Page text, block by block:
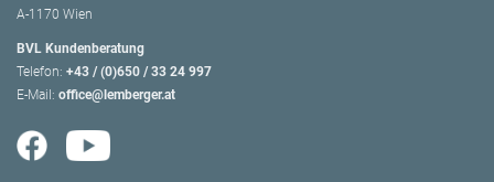
A-1170 Wien
BVL Kundenberatung
Telefon: +43 / (0)650 / 33 24 997
E-Mail: office@lemberger.at